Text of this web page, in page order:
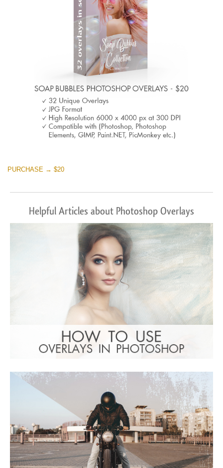
PURCHASE → $20
Helpful Articles about Photoshop Overlays